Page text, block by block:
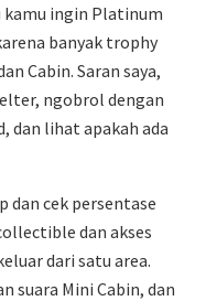
kamu ingin Platinum
banyak trophy
Cabin. Saran saya,
ngobrol dengan
dan lihat apakah ada
dan cek persentase
dan akses
dari satu area.
suara Mini Cabin, dan